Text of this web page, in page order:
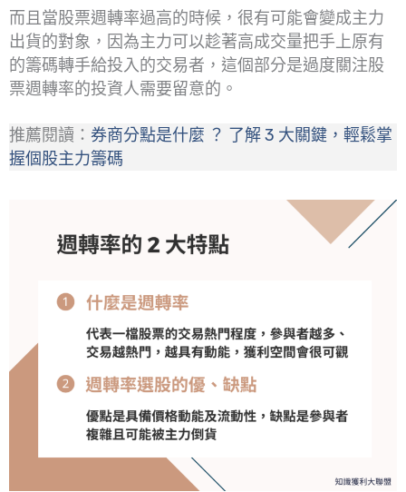
而且當股票週轉率過高的時候，很有可能會變成主力
出貨的對象，因為主力可以趁著高成交量把手上原有
的籌碼轉手給投入的交易者，這個部分是過度關注股
票週轉率的投資人需要留意的。
推薦閱讀： 券商分點是什麼 ？ 了解 3 大關鍵，輕鬆掌
握個股主力籌碼